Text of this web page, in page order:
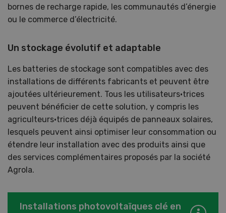
bornes de recharge rapide, les communautés d’énergie
ou le commerce d’électricité.
Un stockage évolutif et adaptable
Les batteries de stockage sont compatibles avec des
installations de différents fabricants et peuvent être
ajoutées ultérieurement. Tous les utilisateurs·trices
peuvent bénéficier de cette solution, y compris les
agriculteurs·trices déjà équipés de panneaux solaires,
lesquels peuvent ainsi optimiser leur consommation ou
étendre leur installation avec des produits ainsi que
des services complémentaires proposés par la société
Agrola.
Installations photovoltaïques clé en